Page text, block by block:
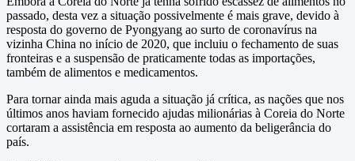
passado, desta vez a situação possivelmente é mais grave, devido à
resposta do governo de Pyongyang ao surto de coronavírus na
vizinha China no início de 2020, que incluiu o fechamento de suas
fronteiras e a suspensão de praticamente todas as importações,
também de alimentos e medicamentos.
Para tornar ainda mais aguda a situação já crítica, as nações que nos
últimos anos haviam fornecido ajudas milionárias à Coreia do Norte
cortaram a assistência em resposta ao aumento da beligerância do
país.